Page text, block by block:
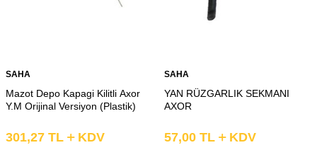
SAHA
Mazot Depo Kapagi Kilitli Axor
Y.M Orijinal Versiyon (Plastik)
301,27 TL KDV
SAHA
YAN RÜZGARLIK SEKMANI
AXOR
57,00 TL KDV